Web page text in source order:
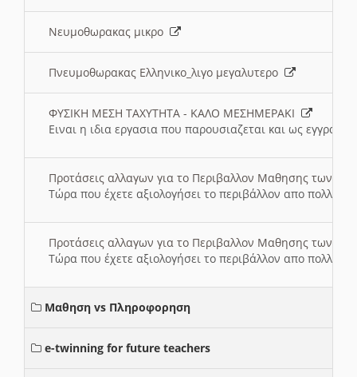
Νευμοθωρακας μικρο
Πνευμοθωρακας Ελληνικο_λιγο μεγαλυτερο
ΦΥΣΙΚΗ ΜΕΣΗ ΤΑΧΥΤΗΤΑ - ΚΑΛΟ ΜΕΣΗΜΕΡΑΚΙ
Ειναι η ιδια εργασια που παρουσιαζεται και ως
Προτάσεις αλλαγων για το Περιβαλλον Μαθησης των
Τώρα που έχετε αξιολογήσει το περιβάλλον απο πολλές
Προτάσεις αλλαγων για το Περιβαλλον Μαθησης των
Τώρα που έχετε αξιολογήσει το περιβάλλον απο πολλές
Μαθηση vs Πληροφορηση
e-twinning for future teachers